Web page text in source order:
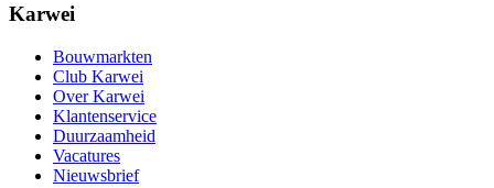
Karwei
Bouwmarkten
Club Karwei
Over Karwei
Klantenservice
Duurzaamheid
Vacatures
Nieuwsbrief